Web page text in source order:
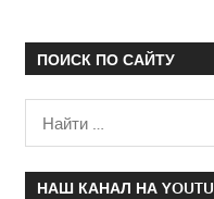
ПОИСК ПО САЙТУ
НАШ КАНАЛ НА